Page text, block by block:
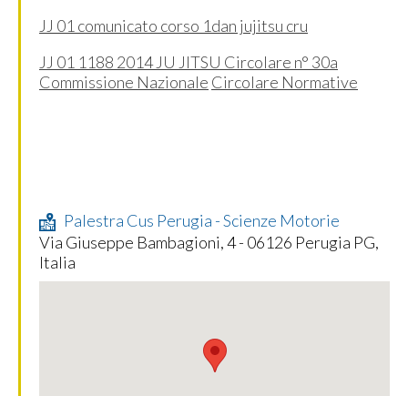
JJ 01 comunicato corso 1dan jujitsu cru
JJ 01 1188 2014 JU JITSU Circolare n° 30a
Commissione Nazionale Circolare Normative
Palestra Cus Perugia - Scienze Motorie
Via Giuseppe Bambagioni, 4 - 06126 Perugia PG,
Italia